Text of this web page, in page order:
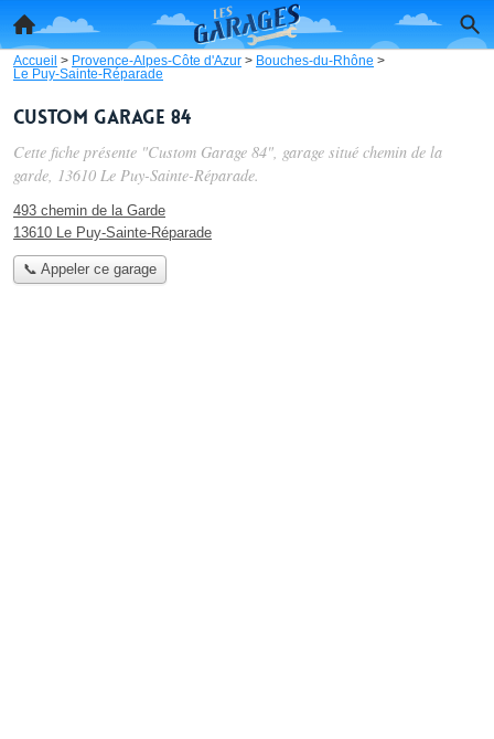
Accueil > Provence-Alpes-Côte d'Azur > Bouches-du-Rhône >
Le Puy-Sainte-Réparade
Custom Garage 84
Cette fiche présente "Custom Garage 84", garage situé chemin de la
garde, 13610 Le Puy-Sainte-Réparade.
493 chemin de la Garde
13610 Le Puy-Sainte-Réparade
📞 Appeler ce garage